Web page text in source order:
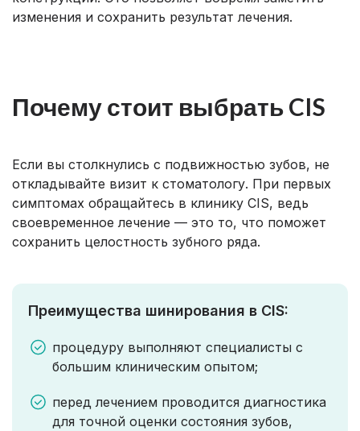
изменения и сохранить результат лечения.
Почему стоит выбрать CIS
Если вы столкнулись с подвижностью зубов, не
откладывайте визит к стоматологу. При первых
симптомах обращайтесь в клинику CIS, ведь
своевременное лечение — это то, что поможет
сохранить целостность зубного ряда.
Преимущества шинирования в CIS:
процедуру выполняют специалисты с
большим клиническим опытом;
перед лечением проводится диагностика
для точной оценки состояния зубов,